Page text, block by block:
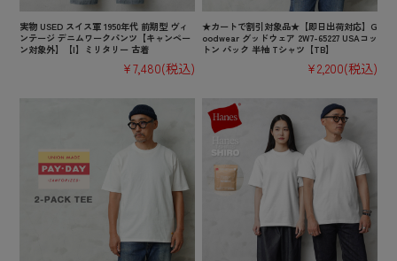
実物 USED スイス軍 1950年代 前期型 ヴィ
ンテージ デニムワークパンツ【キャンペー
ン対象外】【I】ミリタリー 古着
¥7,480(税込)
★カートで割引対象品★【即日出荷対応】G
oodwear グッドウェア 2W7-65227 USAコッ
トン パック 半袖 Tシャツ【TB】
¥2,200(税込)